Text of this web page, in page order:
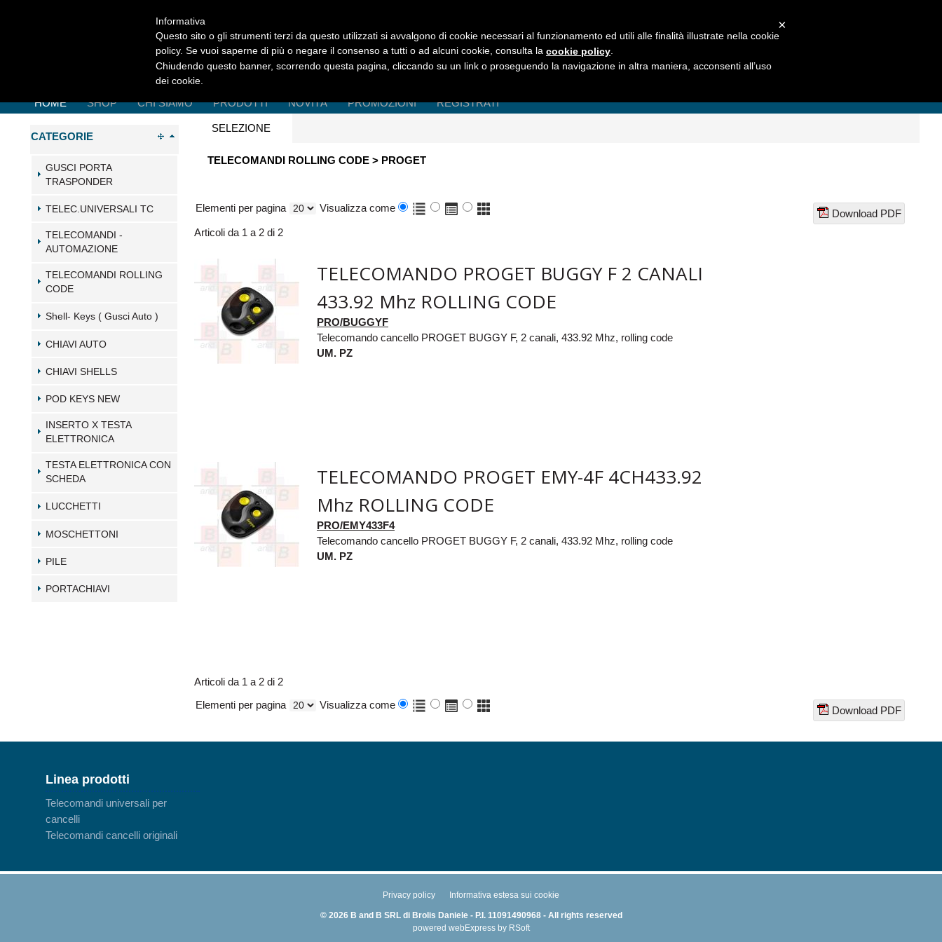
HOME SHOP CHI SIAMO PRODOTTI NOVITÀ PROMOZIONI REGISTRATI
CATEGORIE
GUSCI PORTA
TRASPONDER
TELEC.UNIVERSALI TC
TELECOMANDI -
AUTOMAZIONE
TELECOMANDI ROLLING
CODE
Shell- Keys ( Gusci Auto )
CHIAVI AUTO
CHIAVI SHELLS
POD KEYS NEW
INSERTO X TESTA
ELETTRONICA
TESTA ELETTRONICA CON
SCHEDA
LUCCHETTI
MOSCHETTONI
PILE
PORTACHIAVI
SELEZIONE
TELECOMANDI ROLLING CODE > PROGET
Elementi per pagina Visualizza come
Download PDF
Articoli da 1 a 2 di 2
TELECOMANDO PROGET BUGGY F 2 CANALI
433.92 Mhz ROLLING CODE
PRO/BUGGYF
Telecomando cancello PROGET BUGGY F, 2 canali, 433.92 Mhz, rolling code
UM. PZ
TELECOMANDO PROGET EMY-4F 4CH433.92
Mhz ROLLING CODE
PRO/EMY433F4
Telecomando cancello PROGET BUGGY F, 2 canali, 433.92 Mhz, rolling code
UM. PZ
Articoli da 1 a 2 di 2
Elementi per pagina
Visualizza come Download PDF
Linea prodotti
Telecomandi universali per
cancelli
Telecomandi cancelli originali
Privacy policy Informativa estesa sui cookie
© 2026 B and B SRL di Brolis Daniele - P.I. 11091490968 - All rights reserved
powered webExpressby RSoft
×
Informativa
Questo sito o gli strumenti terzi da questo utilizzati si avvalgono di cookie necessari al funzionamento ed utili alle finalità illustrate nella cookie
policy. Se vuoi saperne di più o negare il consenso a tutti o ad alcuni cookie, consulta la cookie policy
Chiudendo questo banner, scorrendo questa pagina, cliccando su un link o proseguendo la navigazione in altra maniera, acconsenti all’uso
dei cookie.